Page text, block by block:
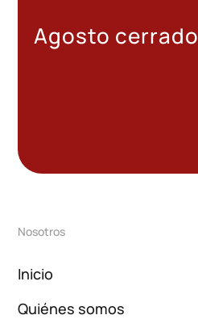
Agosto cerrado
Nosotros
Inicio
Quiénes somos